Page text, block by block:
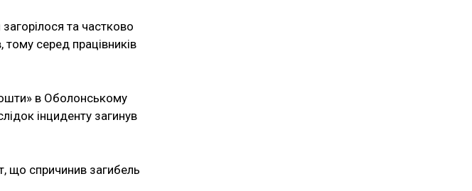
та частково
серед працівників
в Оболонському
інциденту загинув
що спричинив загибель